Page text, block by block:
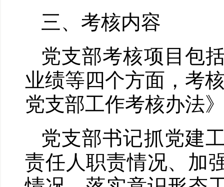
三、考核内容
党支部考核项目包
业绩等四个方面，考
党支部工作考核办法
党支部书记抓党建
责任人职责情况、加